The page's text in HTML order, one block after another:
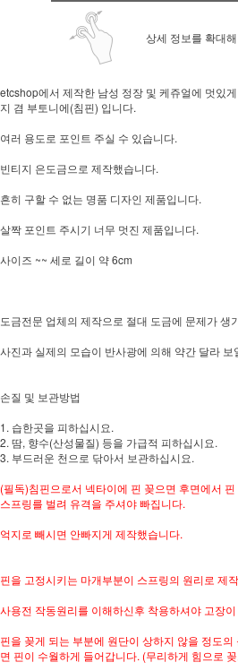
상세 정보를 확대
etcshop에서 제작한 남성 정장 및 케쥬얼에 멋있
지 겸 부토니에(침핀) 입니다.
여러 용도로 포인트 주실 수 있습니다.
빈티지 은도금으로 제작했습니다.
흔히 구할 수 없는 명품 디자인 제품입니다.
살짝 포인트 주시기 너무 멋진 제품입니다.
사이즈 ~~ 세로 길이 약 6cm
도금전문 업체의 제작으로 절대 도금에 문제가 생
사진과 실제의 모습이 반사광에 의해 약간 달라 보
손질 및 보관방법
1. 습한곳을 피하십시요.
2. 땀, 향수(산성물질) 등을 가급적 피하십시요.
3. 부드러운 천으로 닦아서 보관하십시요.
(필독)침핀으로서 넥타이에 핀 꽂으면 후면에서
스프링를 벌려 유격을 주셔야 빠집니다.
억지로 빼시면 안빠지게 제작했습니다.
핀을 고정시키는 마개부분이 스프링의 원리로 제
사용전 작동원리를 이해하신후 착용하셔야 고장
핀을 꽂게 되는 부분에 원단이 상하지 않을 정도
면 핀이 수월하게 들어갑니다. (무리하게 힘으로